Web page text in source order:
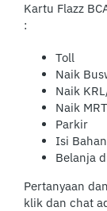
Kartu Flazz
:
Toll
Naik
Naik
Naik MRT
Parkir
Isi
Belanja
Pertanyaan
klik dan chat